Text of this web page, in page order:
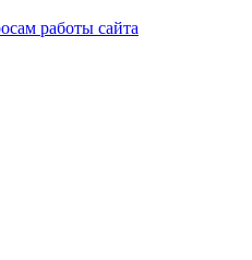
работы сайта